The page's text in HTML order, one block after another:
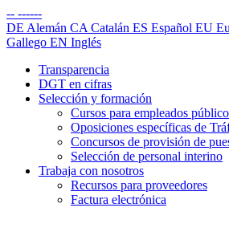
-- ------
DE Alemán CA Catalán ES Español EU
Gallego EN Inglés
Transparencia
DGT en cifras
Selección y formación
Cursos para empleados
Oposiciones específicas de
Concursos de provisión de
Selección de personal interino
Trabaja con nosotros
Recursos para proveedores
Factura electrónica